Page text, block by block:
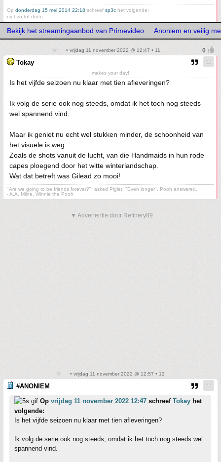
Op donderdag 15 mei 2014 22:18 schreef sp3c het volgende:
niet zo tof doen
Bekijk het streamingaanbod van Primevideo Anoniem en veilig
• vrijdag 11 november 2022 @ 12:47 • 11
Tokay
makes your day!
Is het vijfde seizoen nu klaar met tien afleveringen?
Ik volg de serie ook nog steeds, omdat ik het toch nog steeds
wel spannend vind.
Maar ik geniet nu echt wel stukken minder, de schoonheid van
het visuele is weg
Zoals de shots vanuit de lucht, van die Handmaids in hun rode
capes ploegend door het witte winterlandschap.
Wat dat betreft was Gilead zo mooi!
"Are we going to be friends forever?", asked Piglet. "Even longer", Pooh answered.
- A.A. Milne, Winnie the Pooh
▼ Advertentie door Refinery89
• vrijdag 11 november 2022 @ 12:57 • 12
#ANONIEM
Op vrijdag 11 november 2022 12:47 schreef Tokay het
volgende:
Is het vijfde seizoen nu klaar met tien afleveringen?
Ik volg de serie ook nog steeds, omdat ik het toch nog steeds wel
spannend vind.